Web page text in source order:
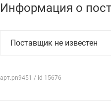
Информация о
Поставщик не известен
арт.pn9451 / id 15676